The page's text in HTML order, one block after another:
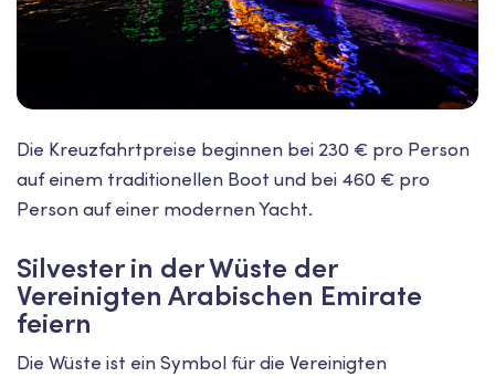
Die Kreuzfahrtpreise beginnen bei 230 € pro Person
auf einem traditionellen Boot und bei 460 € pro
Person auf einer modernen Yacht.
Silvester in der Wüste der
Vereinigten Arabischen Emirate
feiern
Die Wüste ist ein Symbol für die Vereinigten